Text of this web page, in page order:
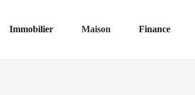
Immobilier Maison Finance